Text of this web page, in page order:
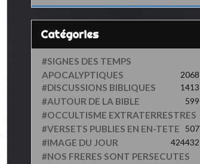
a
i
Catégories
#SIGNES DES TEMPS
APOCALYPTIQUES 2068
#DISCUSSIONS BIBLIQUES 1413
#AUTOUR DE LA BIBLE 599
#OCCULTISME EXTRATERRESTRES
507
#VERSETS PUBLIES EN EN-TETE
432
#IMAGE DU JOUR 424
#NOS FRERES SONT PERSECUTES